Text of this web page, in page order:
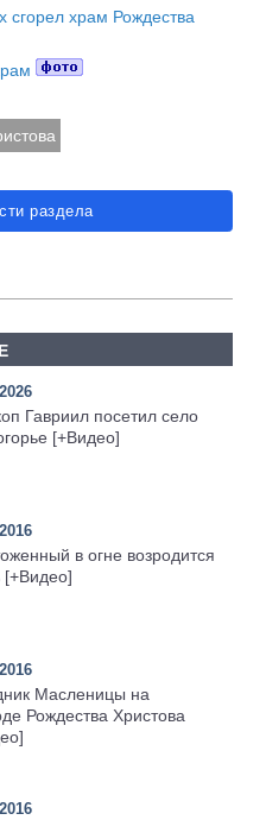
сгорел храм Рождества
раздела
Гавриил посетил село
[+Видео]
в огне возродится
[+Видео]
Масленицы на
Рождества Христова